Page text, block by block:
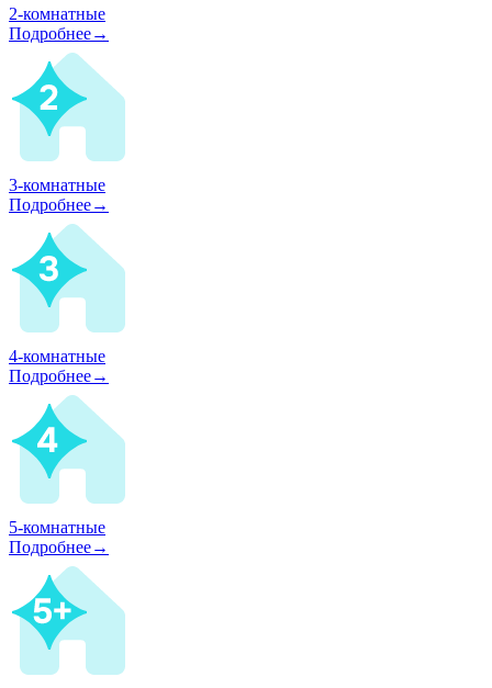
2-комнатные
Подробнее→
3-комнатные
Подробнее→
4-комнатные
Подробнее→
5-комнатные
Подробнее→